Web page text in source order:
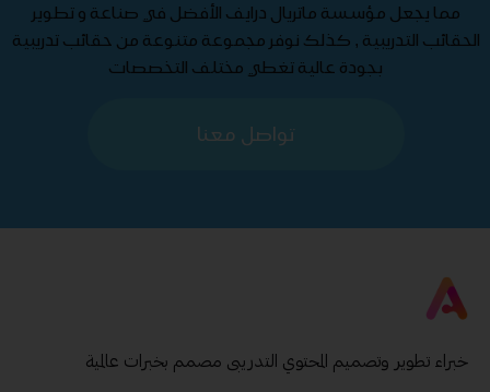
مما يجعل مؤسسة ماتريال درايف الأفضل في صناعة و تطوير
الحقائب التدريبية , كذلك نوفر مجموعة متنوعة من حقائب تدريبية
بجودة عالية تغطي مختلف التخصصات
تواصل معنا
خبراء تطوير وتصميم المحتوي التدريبى مصمم بخبرات عالمية